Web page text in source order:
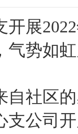
开展
气势如
自社区
支公司